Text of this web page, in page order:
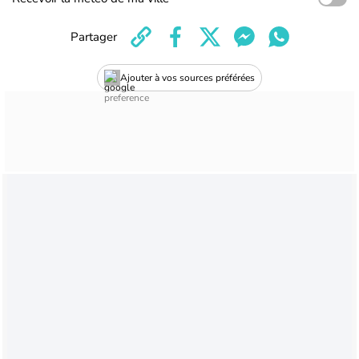
Ajouter à vos sources préférées
Partager